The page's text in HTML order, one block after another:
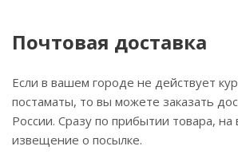
Почтовая доставка
Если в вашем городе не действует
постаматы, то вы можете заказать
России. Сразу по прибытии товара,
извещение о посылке.